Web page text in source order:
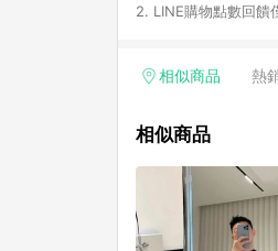
2. LINE購物點數回饋
「草莓網」全館商品
面顯示為準。 7. LINE
品資料更新會有時間
準。 9. 若有贈點爭
贈點回饋。 10. 部分
紅包頁面規則為準。
相似商品 熱
相似商品